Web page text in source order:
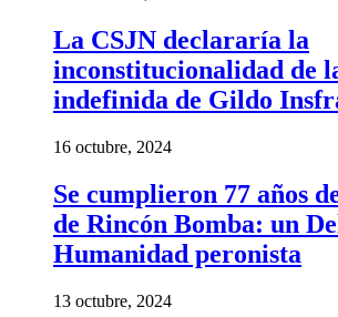
La CSJN declararía la
inconstitucionalidad de
indefinida de Gildo
16 octubre, 2024
Se cumplieron 77 años
de Rincón Bomba: un
Humanidad peronista
13 octubre, 2024